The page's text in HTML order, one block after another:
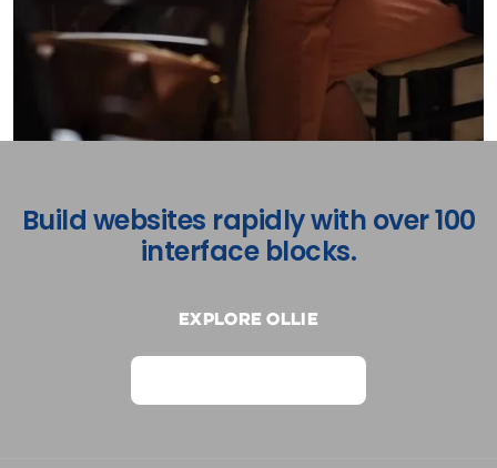
Build websites rapidly with over 100
interface blocks.
Explore Ollie